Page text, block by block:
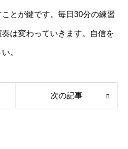
とが鍵です。毎日30分の練習
は変わっていきます。自信を
。
次の記事